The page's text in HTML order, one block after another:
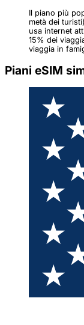
Il piano più
metà dei
usa internet
15% dei
viaggia in
Piani eSIM